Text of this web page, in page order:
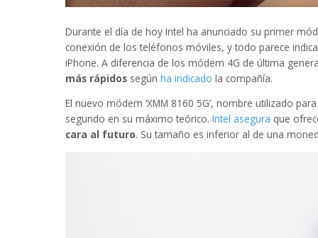
Durante el día de hoy Intel ha anunciado su primer
conexión de los teléfonos móviles, y todo parece
iPhone. A diferencia de los módem 4G de última
más rápidos según ha indicado la compañía.
El nuevo módem ‘XMM 8160 5G’, nombre utilizado
segundo en su máximo teórico. Intel asegura que
cara al futuro. Su tamaño es inferior al de una